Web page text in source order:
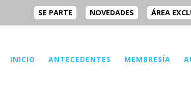
SE PARTE NOVEDADES ÁREA
INICIO ANTECEDENTES MEMBRESÍA